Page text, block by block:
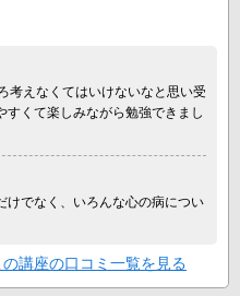
考えなくてはいけないなと思い受
くて楽しみながら勉強できまし
けでなく、いろんな心の病につい
の講座の口コミ一覧を見る